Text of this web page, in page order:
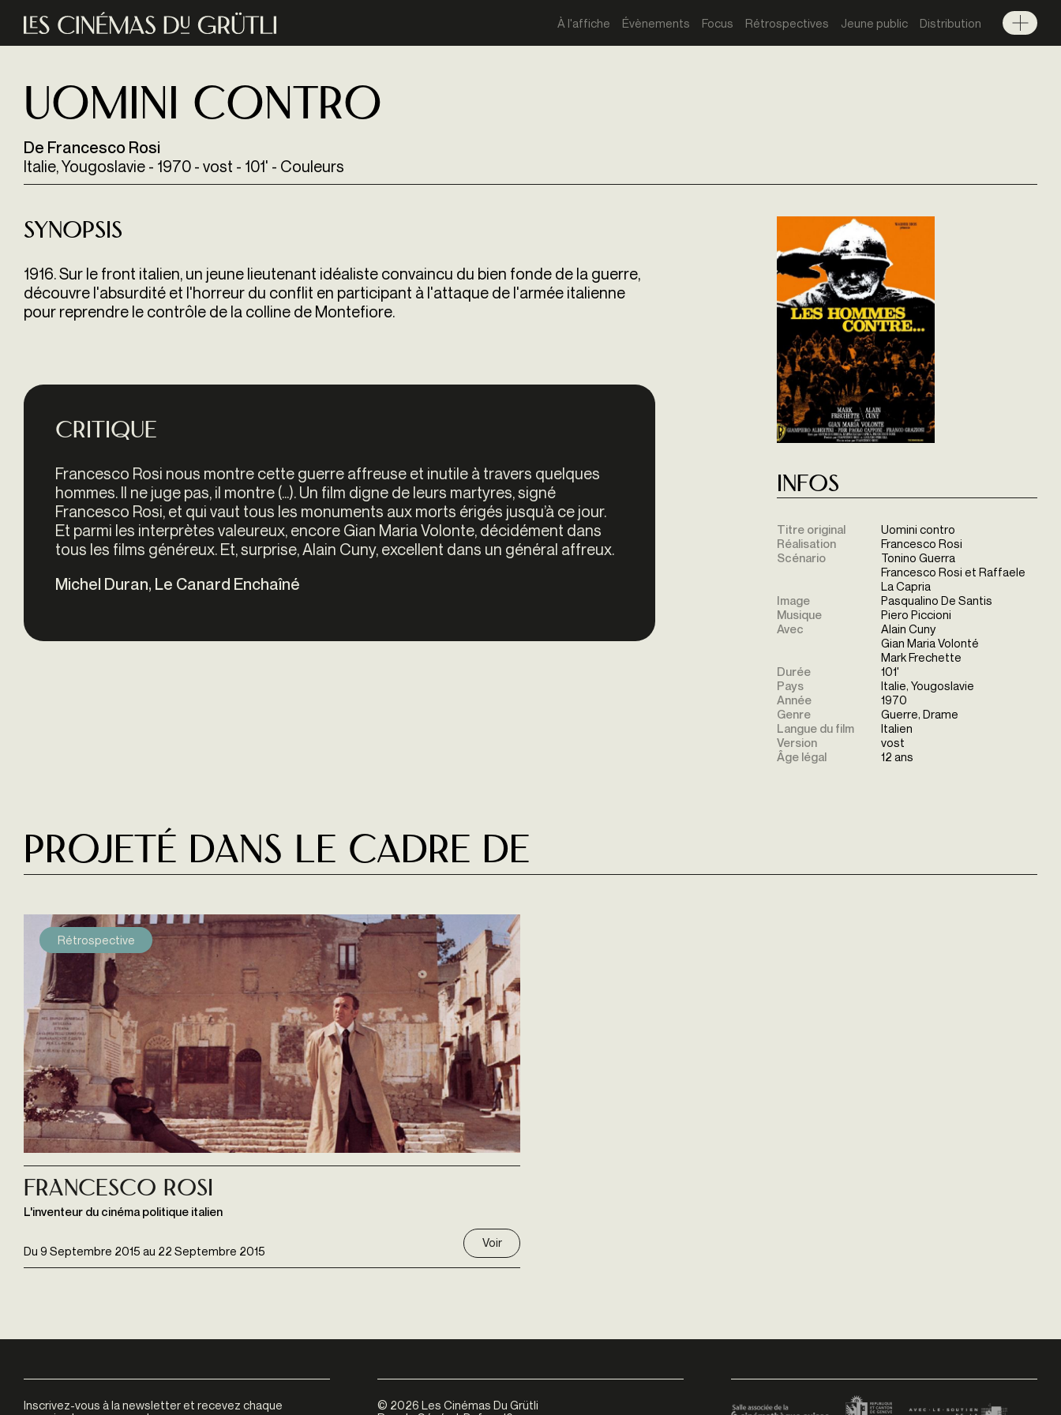
Aller au contenu principal
À l'affiche Évènements Focus Rétrospectives Jeune public Distribution
Menu
Uomini contro
De Francesco Rosi
Italie, Yougoslavie - 1970 - vost - 101' - Couleurs
Synopsis
1916. Sur le front italien, un jeune lieutenant idéaliste convaincu du bien fonde de la guerre,
découvre l'absurdité et l'horreur du conflit en participant à l'attaque de l'armée italienne
pour reprendre le contrôle de la colline de Montefiore.
Critique
Francesco Rosi nous montre cette guerre affreuse et inutile à travers quelques
hommes. Il ne juge pas, il montre (...). Un film digne de leurs martyres, signé
Francesco Rosi, et qui vaut tous les monuments aux morts érigés jusqu’à ce jour.
Et parmi les interprètes valeureux, encore Gian Maria Volonte, décidément dans
tous les films généreux. Et, surprise, Alain Cuny, excellent dans un général affreux.
Michel Duran, Le Canard Enchaîné
Infos
Titre original
Uomini contro
Réalisation
Francesco Rosi
Scénario
Tonino Guerra
Francesco Rosi et Raffaele
La Capria
Image
Pasqualino De Santis
Musique
Piero Piccioni
Avec
Alain Cuny
Gian Maria Volonté
Mark Frechette
Durée
101'
Pays
Italie, Yougoslavie
Année
1970
Genre
Guerre, Drame
Langue du film
Italien
Version
vost
Âge légal
12 ans
Projeté dans le cadre de
Rétrospective
Du 9 Septembre 2015 au 22 Septembre 2015
Francesco Rosi
L'inventeur du cinéma politique italien
Voir
Inscrivez-vous à la newsletter et recevez chaque
© 2026 Les Cinémas Du Grütli